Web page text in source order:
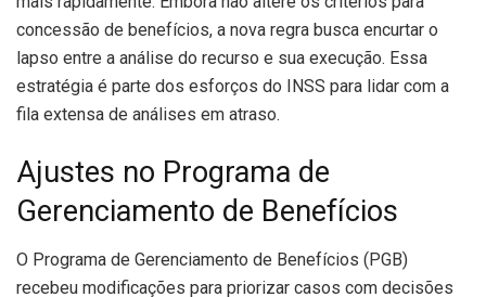
concessão de benefícios, a nova regra busca encurtar o
lapso entre a análise do recurso e sua execução. Essa
estratégia é parte dos esforços do INSS para lidar com a
fila extensa de análises em atraso.
Ajustes no Programa de
Gerenciamento de Benefícios
O Programa de Gerenciamento de Benefícios (PGB)
recebeu modificações para priorizar casos com decisões